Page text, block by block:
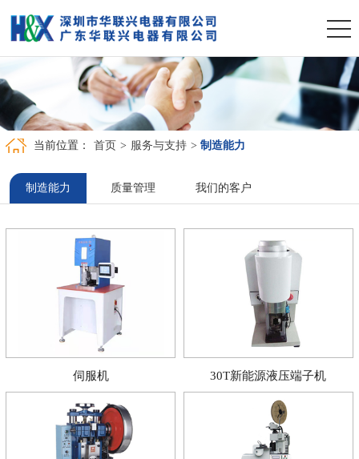
当前位置： 首页 > 服务与支持 > 制造能力
制造能力 质量管理 我们的客户
伺服机 30T新能源液压端子机